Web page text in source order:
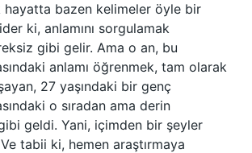
hayatta bazen kelimeler öyle bir
ki, anlamını sorgulamak
gibi gelir. Ama o an, bu
anlamı öğrenmek, tam olarak
27 yaşındaki bir genç
o sıradan ama derin
geldi. Yani, içimden bir şeyler
tabii ki, hemen araştırmaya